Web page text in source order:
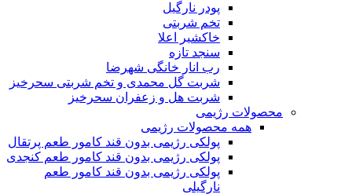
پودر نارگیل
تخم شربتی
خاکشیر اعلا
سنجد تازه
رب انار خانگی شهرضا
شربت گل محمدی و تخم شربتی سحرخیز
شربت هل و زعفران سحرخیز
محصولات رژیمی
همه محصولات رژیمی
پولکی رژیمی بدون قند کامور طعم پرتقال
پولکی رژیمی بدون قند کامور طعم کنجدی
پولکی رژیمی بدون قند کامور طعم
نارگیلی